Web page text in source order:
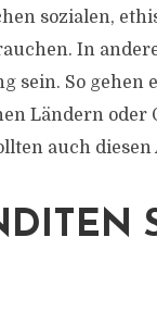
sozialen,
In
sein. So gehen
Ländern oder
auch